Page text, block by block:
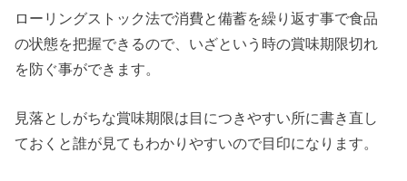
ローリングストック法で消費と備蓄を繰り返す事で食品
の状態を把握できるので、いざという時の賞味期限切れ
を防ぐ事ができます。
見落としがちな賞味期限は目につきやすい所に書き直し
ておくと誰が見てもわかりやすいので目印になります。